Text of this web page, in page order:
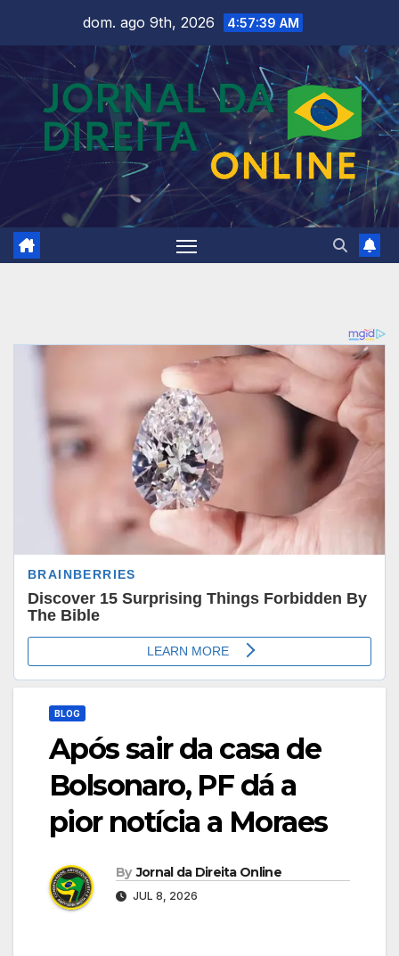
content
dom. ago 9th, 2026 4:57:41 AM
BLOG
Após sair da casa de
Bolsonaro, PF dá a
pior notícia a Moraes
By Jornal da Direita Online
JUL 8, 2026